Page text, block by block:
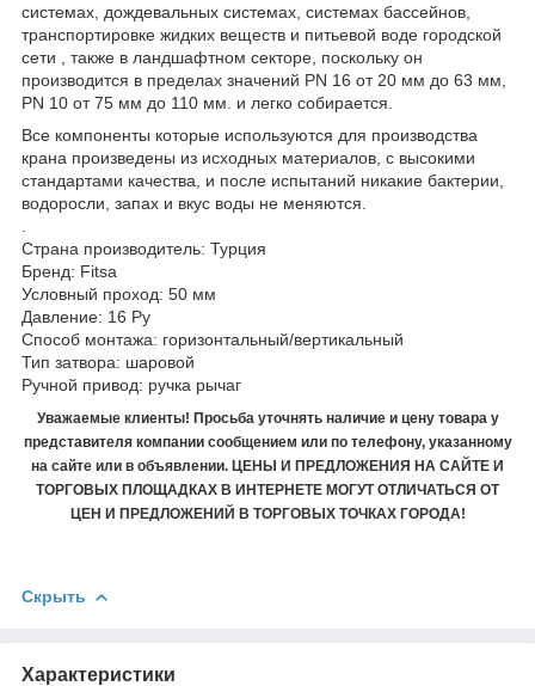
системах, дождевальных системах, системах бассейнов,
транспортировке жидких веществ и питьевой воде городской
сети , также в ландшафтном секторе, поскольку он
производится в пределах значений PN 16 от 20 мм до 63 мм,
PN 10 от 75 мм до 110 мм. и легко собирается.
Все компоненты которые используются для производства
крана произведены из исходных материалов, с высокими
стандартами качества, и после испытаний никакие бактерии,
водоросли, запах и вкус воды не меняются.
Страна производитель: Турция
Бренд: Fitsa
Условный проход: 50 мм
Давление: 16 Ру
Способ монтажа: горизонтальный/вертикальный
Тип затвора: шаровой
Ручной привод: ручка рычаг
Уважаемые клиенты! Просьба уточнять наличие и цену товара у
представителя компании сообщением или по телефону, указанному
на сайте или в объявлении. ЦЕНЫ И ПРЕДЛОЖЕНИЯ НА САЙТЕ И
ТОРГОВЫХ ПЛОЩАДКАХ В ИНТЕРНЕТЕ МОГУТ ОТЛИЧАТЬСЯ ОТ
ЦЕН И ПРЕДЛОЖЕНИЙ В ТОРГОВЫХ ТОЧКАХ ГОРОДА!
Скрыть
Характеристики